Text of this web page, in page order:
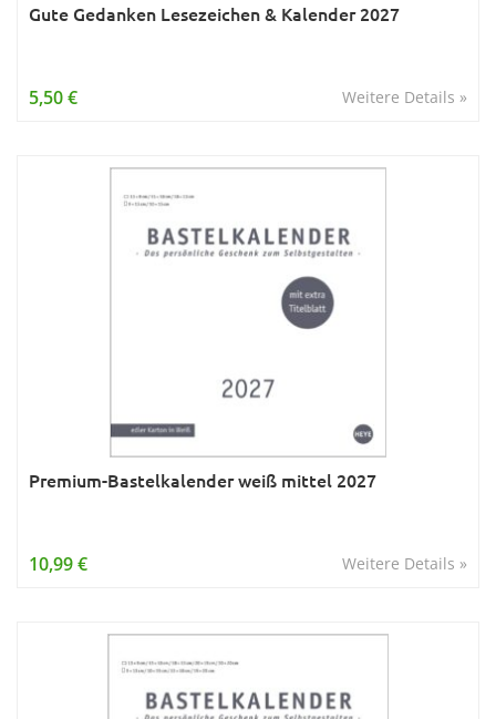
Gute Gedanken Lesezeichen & Kalender 2027
Weitere Details »
5,50 €
Premium-Bastelkalender weiß mittel 2027
Weitere Details »
10,99 €